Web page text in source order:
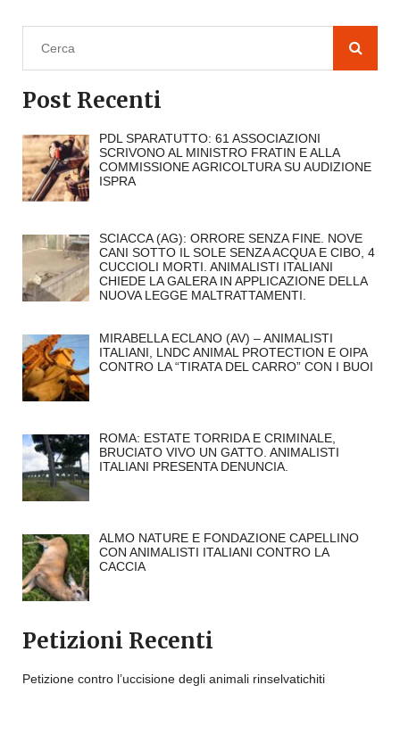
Post Recenti
PDL SPARATUTTO: 61 ASSOCIAZIONI
SCRIVONO AL MINISTRO FRATIN E ALLA
COMMISSIONE AGRICOLTURA SU AUDIZIONE
ISPRA
SCIACCA (AG): ORRORE SENZA FINE. NOVE
CANI SOTTO IL SOLE SENZA ACQUA E CIBO, 4
CUCCIOLI MORTI. ANIMALISTI ITALIANI
CHIEDE LA GALERA IN APPLICAZIONE DELLA
NUOVA LEGGE MALTRATTAMENTI.
MIRABELLA ECLANO (AV) – ANIMALISTI
ITALIANI, LNDC ANIMAL PROTECTION E OIPA
CONTRO LA “TIRATA DEL CARRO” CON I BUOI
ROMA: ESTATE TORRIDA E CRIMINALE,
BRUCIATO VIVO UN GATTO. ANIMALISTI
ITALIANI PRESENTA DENUNCIA.
ALMO NATURE E FONDAZIONE CAPELLINO
CON ANIMALISTI ITALIANI CONTRO LA
CACCIA
Petizioni Recenti
Petizione contro l’uccisione degli animali rinselvatichiti